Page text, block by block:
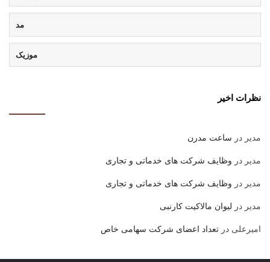
مد
موزیک
نظرات اخیر
مدیر در ساعت مدرن
مدیر در وظایف شرکت های خدماتی و تجاری
مدیر در وظایف شرکت های خدماتی و تجاری
مدیر در لیوان مالاکیت کارنبی
امیرعلی در تعداد اعضای شرکت سهامی خاص